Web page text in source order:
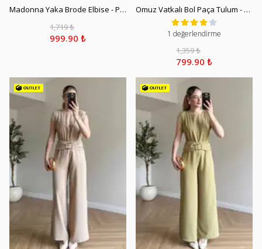
Madonna Yaka Brode Elbise - Pembe
1,719 ₺
999.90 ₺
Omuz Vatkalı Bol Paça Tulum - Vizon
1 değerlendirme
1,359 ₺
799.90 ₺